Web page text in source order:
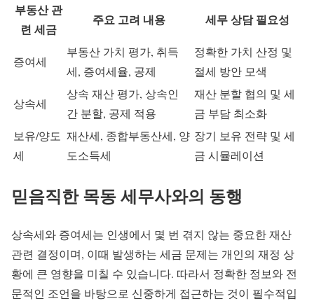
부동산 관
련 세금
주요 고려 내용 세무 상담 필요성
증여세
부동산 가치 평가, 취득
세, 증여세율, 공제
정확한 가치 산정 및
절세 방안 모색
상속세
상속 재산 평가, 상속인
간 분할, 공제 적용
재산 분할 협의 및 세
금 부담 최소화
보유/양도
세
재산세, 종합부동산세, 양
도소득세
장기 보유 전략 및 세
금 시뮬레이션
믿음직한 목동 세무사와의 동행
상속세와 증여세는 인생에서 몇 번 겪지 않는 중요한 재산
관련 결정이며, 이때 발생하는 세금 문제는 개인의 재정 상
황에 큰 영향을 미칠 수 있습니다. 따라서 정확한 정보와 전
문적인 조언을 바탕으로 신중하게 접근하는 것이 필수적입